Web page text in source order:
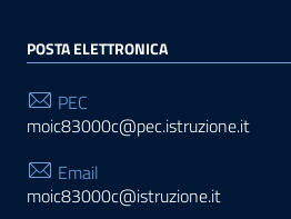
POSTA ELETTRONICA
PEC
moic83000c@pec.istruzione.it
Email
moic83000c@istruzione.it